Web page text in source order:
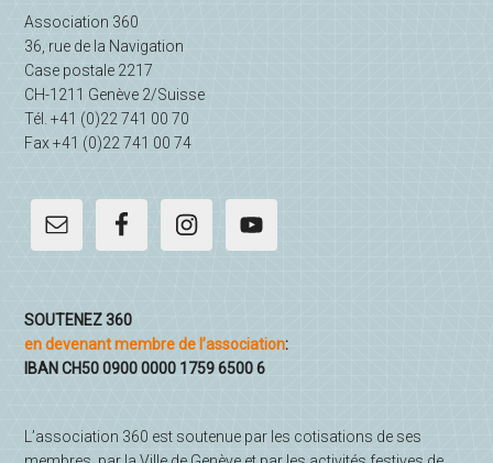
principale
Association 360
36, rue de la Navigation
Case postale 2217
CH-1211 Genève 2/Suisse
Tél. +41 (0)22 741 00 70
Fax +41 (0)22 741 00 74
SOUTENEZ 360
en devenant membre de l’association:
IBAN CH50 0900 0000 1759 6500 6
L’association 360 est soutenue par les cotisations de ses